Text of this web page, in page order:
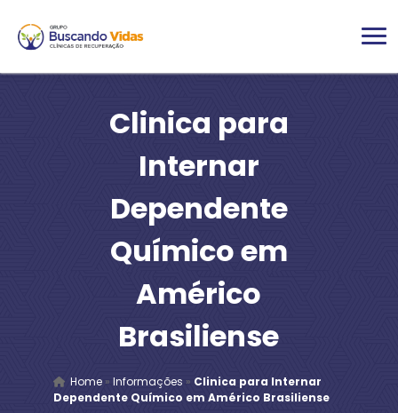
Clinica para
Internar
Dependente
Químico em
Américo
Brasiliense
Home» Informações » Clinica para Internar
Dependente Químico em Américo Brasiliense